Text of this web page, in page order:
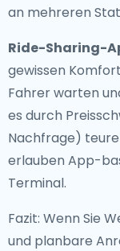
an mehreren
Ride-Sharing-
gewissen
Fahrer warten
es durch
Nachfrage)
erlauben App-
Terminal.
Fazit: Wenn Sie
und planbare